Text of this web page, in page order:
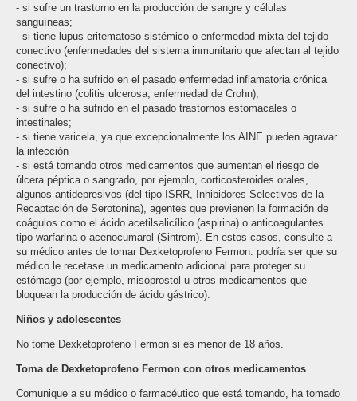
- si sufre un trastorno en la producción de sangre y células
sanguíneas;
- si tiene lupus eritematoso sistémico o enfermedad mixta del tejido
conectivo (enfermedades del sistema inmunitario que afectan al tejido
conectivo);
- si sufre o ha sufrido en el pasado enfermedad inflamatoria crónica
del intestino (colitis ulcerosa, enfermedad de Crohn);
- si sufre o ha sufrido en el pasado trastornos estomacales o
intestinales;
- si tiene varicela, ya que excepcionalmente los AINE pueden agravar
la infección
- si está tomando otros medicamentos que aumentan el riesgo de
úlcera péptica o sangrado, por ejemplo, corticosteroides orales,
algunos antidepresivos (del tipo ISRR, Inhibidores Selectivos de la
Recaptación de Serotonina), agentes que previenen la formación de
coágulos como el ácido acetilsalicílico (aspirina) o anticoagulantes
tipo warfarina o acenocumarol (Sintrom). En estos casos, consulte a
su médico antes de tomar Dexketoprofeno Fermon: podría ser que su
médico le recetase un medicamento adicional para proteger su
estómago (por ejemplo, misoprostol u otros medicamentos que
bloquean la producción de ácido gástrico).
Niños y adolescentes
No tome Dexketoprofeno Fermon si es menor de 18 años.
Toma de Dexketoprofeno Fermon con otros medicamentos
Comunique a su médico o farmacéutico que está tomando, ha tomado